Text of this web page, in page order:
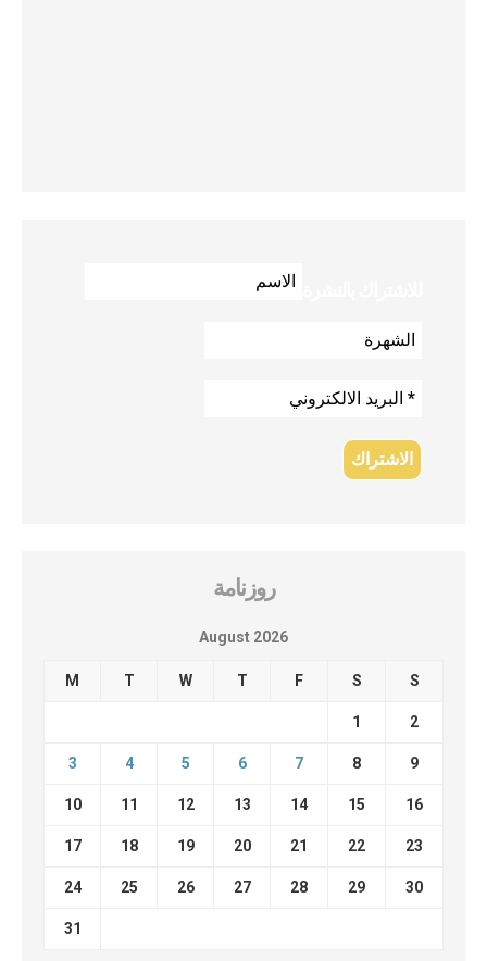
روزنامة
August 2026
M T W T F S S
1 2
3 4 5 6 7 8 9
10 11 12 13 14 15 16
17 18 19 20 21 22 23
24 25 26 27 28 29 30
31